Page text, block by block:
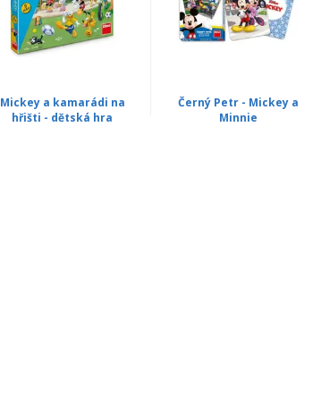
Mickey a kamarádi na
hřišti - dětská hra
Černý Petr - Mickey a
Minnie